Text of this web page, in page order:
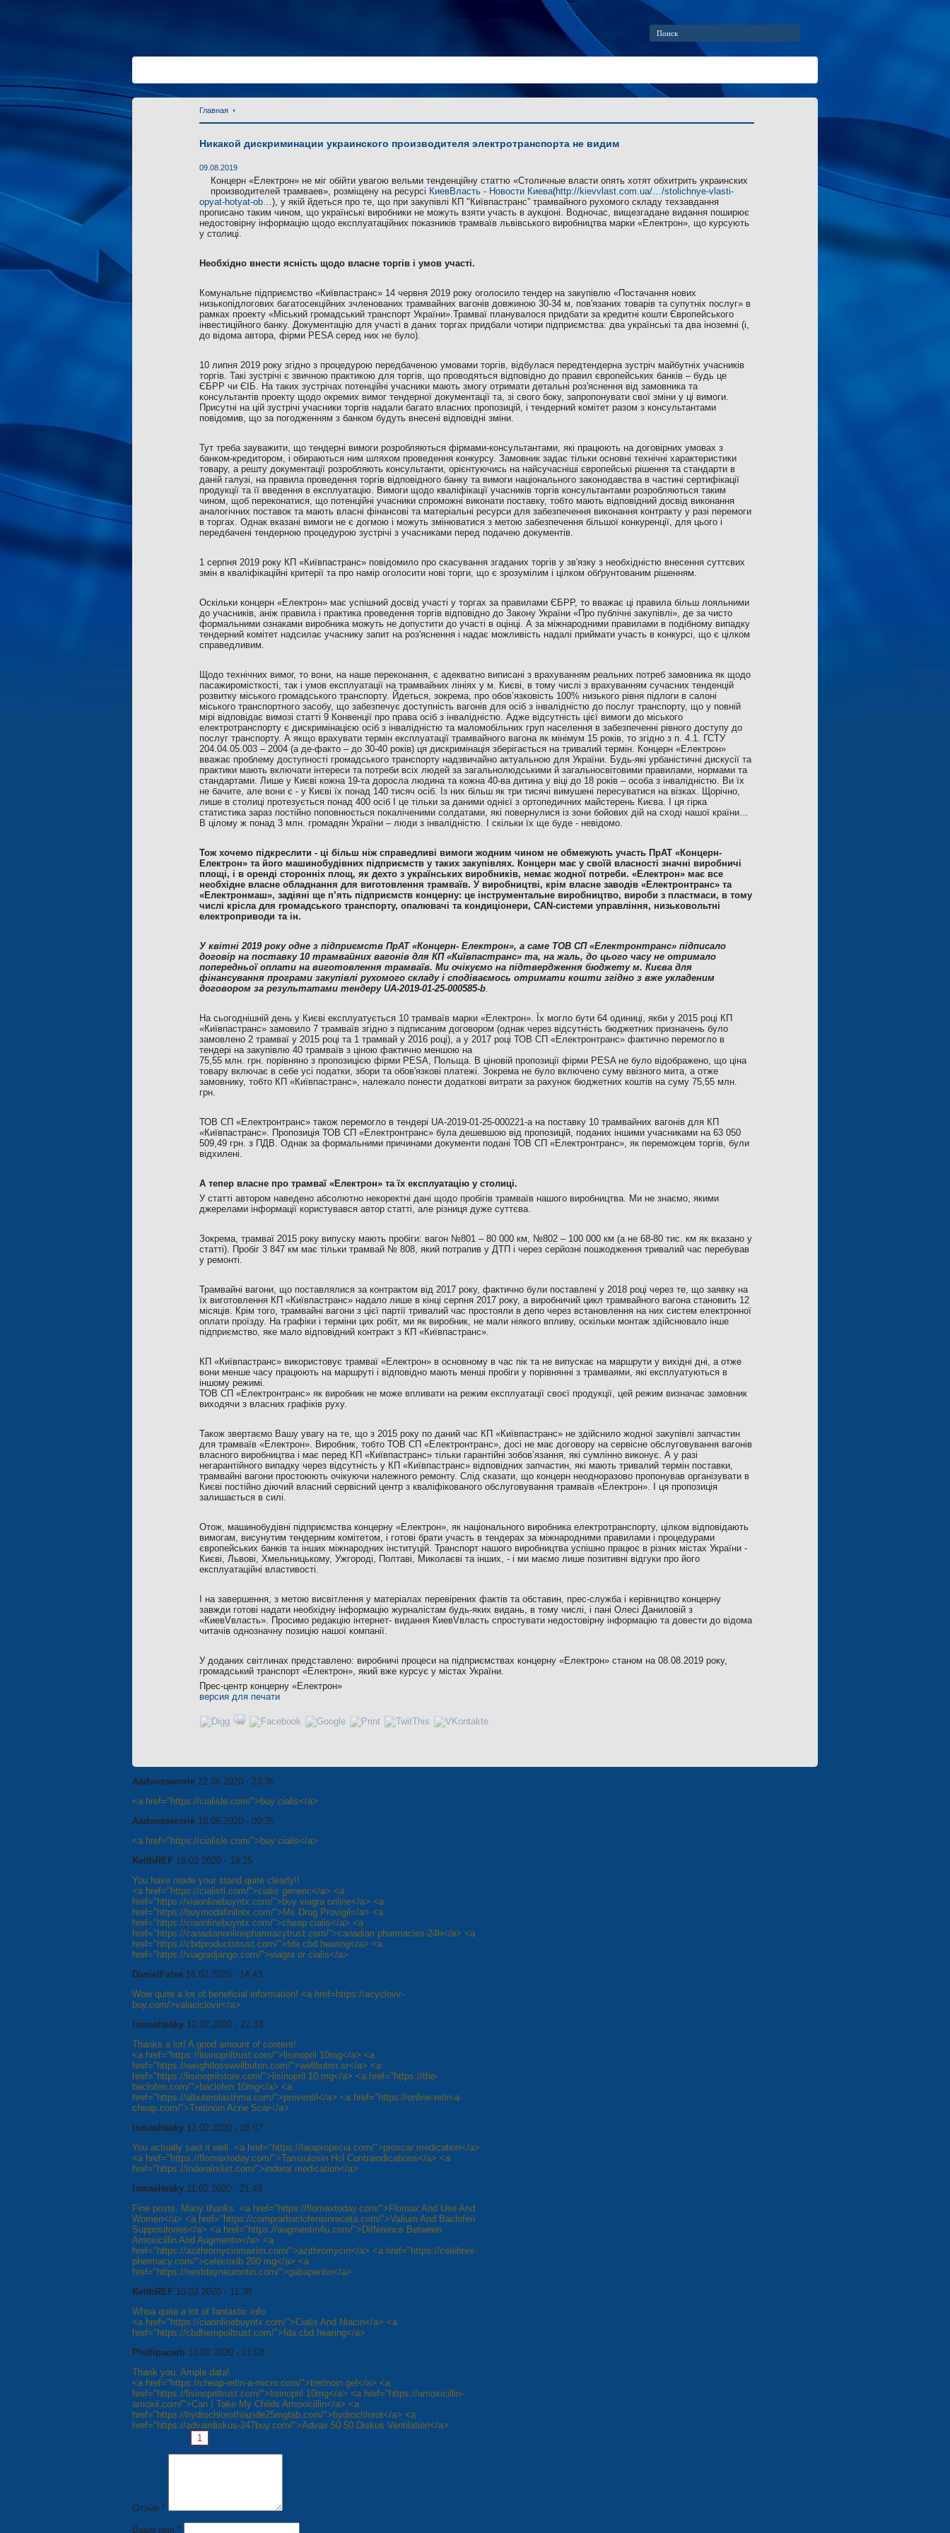
Главная
Никакой дискриминации украинского производителя электротранспорта не видим
09.08.2019
Концерн «Електрон» не міг обійти увагою вельми тенденційну статтю «Столичные власти опять хотят обхитрить украинских
производителей трамваев», розміщену на ресурсі КиевВласть - Новости Киева(http://kievvlast.com.ua/…/stolichnye-vlasti-
opyat-hotyat-ob…), у якій йдеться про те, що при закупівлі КП "Київпастранс” трамвайного рухомого складу техзавдання
прописано таким чином, що українські виробники не можуть взяти участь в аукціоні. Водночас, вищезгадане видання поширює
недостовірну інформацію щодо експлуатаційних показників трамваїв львівського виробництва марки «Електрон», що курсують
у столиці.
Необхідно внести ясність щодо власне торгів і умов участі.
Комунальне підприємство «Київпастранс» 14 червня 2019 року оголосило тендер на закупівлю «Постачання нових
низькопідлогових багатосекційних зчленованих трамвайних вагонів довжиною 30-34 м, пов'язаних товарів та супутніх послуг» в
рамках проекту «Міський громадський транспорт України».Трамваї планувалося придбати за кредитні кошти Європейського
інвестиційного банку. Документацію для участі в даних торгах придбали чотири підприємства: два українські та два іноземні (і,
до відома автора, фірми PESA серед них не було).
10 липня 2019 року згідно з процедурою передбаченою умовами торгів, відбулася передтендерна зустріч майбутніх учасників
торгів. Такі зустрічі є звичною практикою для торгів, що проводяться відповідно до правил європейських банків – будь це
ЄБРР чи ЄІБ. На таких зустрічах потенційні учасники мають змогу отримати детальні роз'яснення від замовника та
консультантів проекту щодо окремих вимог тендерної документації та, зі свого боку, запропонувати свої зміни у ці вимоги.
Присутні на цій зустрічі учасники торгів надали багато власних пропозицій, і тендерний комітет разом з консультантами
повідомив, що за погодженням з банком будуть внесені відповідні зміни.
Тут треба зауважити, що тендерні вимоги розробляються фірмами-консультантами, які працюють на договірних умовах з
банком-кредитором, і обираються ним шляхом проведення конкурсу. Замовник задає тільки основні технічні характеристики
товару, а решту документації розробляють консультанти, орієнтуючись на найсучасніші європейські рішення та стандарти в
даній галузі, на правила проведення торгів відповідного банку та вимоги національного законодавства в частині сертифікації
продукції та її введення в експлуатацію. Вимоги щодо кваліфікації учасників торгів консультантами розробляються таким
чином, щоб переконатися, що потенційні учасники спроможні виконати поставку, тобто мають відповідний досвід виконання
аналогічних поставок та мають власні фінансові та матеріальні ресурси для забезпечення виконання контракту у разі перемоги
в торгах. Однак вказані вимоги не є догмою і можуть змінюватися з метою забезпечення більшої конкуренції, для цього і
передбачені тендерною процедурою зустрічі з учасниками перед подачею документів.
1 серпня 2019 року КП «Київпастранс» повідомило про скасування згаданих торгів у зв'язку з необхідністю внесення суттєвих
змін в кваліфікаційні критерії та про намір оголосити нові торги, що є зрозумілим і цілком обґрунтованим рішенням.
Оскільки концерн «Електрон» має успішний досвід участі у торгах за правилами ЄБРР, то вважає ці правила більш лояльними
до учасників, аніж правила і практика проведення торгів відповідно до Закону України «Про публічні закупівлі», де за чисто
формальними ознаками виробника можуть не допустити до участі в оцінці. А за міжнародними правилами в подібному випадку
тендерний комітет надсилає учаснику запит на роз'яснення і надає можливість надалі приймати участь в конкурсі, що є цілком
справедливим.
Щодо технічних вимог, то вони, на наше переконання, є адекватно виписані з врахуванням реальних потреб замовника як щодо
пасажиромісткості, так і умов експлуатації на трамвайних лініях у м. Києві, в тому числі з врахуванням сучасних тенденцій
розвитку міського громадського транспорту. Йдеться, зокрема, про обов’язковість 100% низького рівня підлоги в салоні
міського транспортного засобу, що забезпечує доступність вагонів для осіб з інвалідністю до послуг транспорту, що у повній
мірі відповідає вимозі статті 9 Конвенції про права осіб з інвалідністю. Адже відсутність цієї вимоги до міського
електротранспорту є дискримінацією осіб з інвалідністю та маломобільних груп населення в забезпеченні рівного доступу до
послуг транспорту. А якщо врахувати термін експлуатації трамвайного вагона як мінімум 15 років, то згідно з п. 4.1. ГСТУ
204.04.05.003 – 2004 (а де-факто – до 30-40 років) ця дискримінація зберігається на тривалий термін. Концерн «Електрон»
вважає проблему доступності громадського транспорту надзвичайно актуальною для України. Будь-які урбаністичні дискусії та
практики мають включати інтереси та потреби всіх людей за загальнолюдськими й загальносвітовими правилами, нормами та
стандартами. Лише у Києві кожна 19-та доросла людина та кожна 40-ва дитина у віці до 18 років – особа з інвалідністю. Ви їх
не бачите, але вони є - у Києві їх понад 140 тисяч осіб. Із них більш як три тисячі вимушені пересуватися на візках. Щорічно,
лише в столиці протезується понад 400 осіб І це тільки за даними однієї з ортопедичних майстерень Києва. І ця гірка
статистика зараз постійно поповнюється покаліченими солдатами, які повернулися із зони бойових дій на сході нашої країни…
В цілому ж понад 3 млн. громадян України – люди з інвалідністю. І скільки їх ще буде - невідомо.
Тож хочемо підкреслити - ці більш ніж справедливі вимоги жодним чином не обмежують участь ПрАТ «Концерн-
Електрон» та його машинобудівних підприємств у таких закупівлях. Концерн має у своїй власності значні виробничі
площі, і в оренді сторонніх площ, як дехто з українських виробників, немає жодної потреби. «Електрон» має все
необхідне власне обладнання для виготовлення трамваїв. У виробництві, крім власне заводів «Електронтранс» та
«Електронмаш», задіяні ще п’ять підприємств концерну: це інструментальне виробництво, вироби з пластмаси, в тому
числі крісла для громадського транспорту, опалювачі та кондиціонери, CAN-системи управління, низьковольтні
електроприводи та ін.
У квітні 2019 року одне з підприємств ПрАТ «Концерн- Електрон», а саме ТОВ СП «Електронтранс» підписало
договір на поставку 10 трамвайних вагонів для КП «Київпастранс» та, на жаль, до цього часу не отримало
попередньої оплати на виготовлення трамваїв. Ми очікуємо на підтвердження бюджету м. Києва для
фінансування програми закупівлі рухомого складу і сподіваємось отримати кошти згідно з вже укладеним
договором за результатами тендеру UA-2019-01-25-000585-b.
На сьогоднішній день у Києві експлуатується 10 трамваїв марки «Електрон». Їх могло бути 64 одиниці, якби у 2015 році КП
«Київпастранс» замовило 7 трамваїв згідно з підписаним договором (однак через відсутність бюджетних призначень було
замовлено 2 трамваї у 2015 році та 1 трамвай у 2016 році), а у 2017 році ТОВ СП «Електронтранс» фактично перемогло в
тендері на закупівлю 40 трамваїв з ціною фактично меншою на
75,55 млн. грн. порівняно з пропозицією фірми PESA, Польща. В ціновій пропозиції фірми PESA не було відображено, що ціна
товару включає в себе усі податки, збори та обов'язкові платежі. Зокрема не було включено суму ввізного мита, а отже
замовнику, тобто КП «Київпастранс», належало понести додаткові витрати за рахунок бюджетних коштів на суму 75,55 млн.
грн.
ТОВ СП «Електронтранс» також перемогло в тендері UA-2019-01-25-000221-a на поставку 10 трамвайних вагонів для КП
«Київпастранс». Пропозиція ТОВ СП «Електронтранс» була дешевшою від пропозицій, поданих іншими учасниками на 63 050
509,49 грн. з ПДВ. Однак за формальними причинами документи подані ТОВ СП «Електронтранс», як переможцем торгів, були
відхилені.
А тепер власне про трамваї «Електрон» та їх експлуатацію у столиці.
У статті автором наведено абсолютно некоректні дані щодо пробігів трамваїв нашого виробництва. Ми не знаємо, якими
джерелами інформації користувався автор статті, але різниця дуже суттєва.
Зокрема, трамваї 2015 року випуску мають пробіги: вагон №801 – 80 000 км, №802 – 100 000 км (а не 68-80 тис. км як вказано у
статті). Пробіг 3 847 км має тільки трамвай № 808, який потрапив у ДТП і через серйозні пошкодження тривалий час перебував
у ремонті.
Трамвайні вагони, що поставлялися за контрактом від 2017 року, фактично були поставлені у 2018 році через те, що заявку на
їх виготовлення КП «Київпастранс» надало лише в кінці серпня 2017 року, а виробничий цикл трамвайного вагона становить 12
місяців. Крім того, трамвайні вагони з цієї партії тривалий час простояли в депо через встановлення на них систем електронної
оплати проїзду. На графіки і терміни цих робіт, ми як виробник, не мали ніякого впливу, оскільки монтаж здійснювало інше
підприємство, яке мало відповідний контракт з КП «Київпастранс».
КП «Київпастранс» використовує трамваї «Електрон» в основному в час пік та не випускає на маршрути у вихідні дні, а отже
вони менше часу працюють на маршруті і відповідно мають менші пробіги у порівнянні з трамваями, які експлуатуються в
іншому режимі.
ТОВ СП «Електронтранс» як виробник не може впливати на режим експлуатації своєї продукції, цей режим визначає замовник
виходячи з власних графіків руху.
Також звертаємо Вашу увагу на те, що з 2015 року по даний час КП «Київпастранс» не здійснило жодної закупівлі запчастин
для трамваїв «Електрон». Виробник, тобто ТОВ СП «Електронтранс», досі не має договору на сервісне обслуговування вагонів
власного виробництва і має перед КП «Київпастранс» тільки гарантійні зобов’язання, які сумлінно виконує. А у разі
негарантійного випадку через відсутність у КП «Київпастранс» відповідних запчастин, які мають тривалий термін поставки,
трамвайні вагони простоюють очікуючи належного ремонту. Слід сказати, що концерн неодноразово пропонував організувати в
Києві постійно діючий власний сервісний центр з кваліфікованого обслуговування трамваїв «Електрон». І ця пропозиція
залишається в силі.
Отож, машинобудівні підприємства концерну «Електрон», як національного виробника електротранспорту, цілком відповідають
вимогам, висунутим тендерним комітетом, і готові брати участь в тендерах за міжнародними правилами і процедурами
європейських банків та інших міжнародних інституцій. Транспорт нашого виробництва успішно працює в різних містах України -
Києві, Львові, Хмельницькому, Ужгороді, Полтаві, Миколаєві та інших, - і ми маємо лише позитивні відгуки про його
експлуатаційні властивості.
І на завершення, з метою висвітлення у матеріалах перевірених фактів та обставин, прес-служба і керівництво концерну
завжди готові надати необхідну інформацію журналістам будь-яких видань, в тому числі, і пані Олесі Даниловій з
«КиевVвласть». Просимо редакцію інтернет- видання КиевVвласть спростувати недостовірну інформацію та довести до відома
читачів однозначну позицію нашої компанії.
У доданих світлинах представлено: виробничі процеси на підприємствах концерну «Електрон» станом на 08.08.2019 року,
громадський транспорт «Електрон», який вже курсує у містах України.
Прес-центр концерну «Електрон»
версия для печати
Aadvosserorie 22.06.2020 - 23:36
<a href="https://cialisle.com/">buy cialis</a>
Aadvosserorie 18.06.2020 - 00:35
<a href="https://cialisle.com/">buy cialis</a>
KeithREF 16.02.2020 - 19:25
You have made your stand quite clearly!!
<a href="https://cialistl.com/">cialis generic</a> <a
href="https://viaonlinebuyntx.com/">buy viagra online</a> <a
href="https://buymodafinilntx.com/">Ms Drug Provigil</a> <a
href="https://ciaonlinebuyntx.com/">cheap cialis</a> <a
href="https://canadianonlinepharmacytrust.com/">canadian pharmacies-24h</a> <a
href="https://cbdproductstrust.com/">fda cbd hearing</a> <a
href="https://viagradjango.com/">viagra or cialis</a>
DanielFalse 16.02.2020 - 14:43
Wow quite a lot of beneficial information! <a href=https://acyclovir-
buy.com/>valaciclovir</a>
Ismaelteaky 12.02.2020 - 22:33
Thanks a lot! A good amount of content!
<a href="https://lisinopriltrust.com/">lisinopril 10mg</a> <a
href="https://weightlosswellbutrin.com/">wellbutrin sr</a> <a
href="https://lisinoprilstore.com/">lisinopril 10 mg</a> <a href="https://the-
baclofen.com/">baclofen 10mg</a> <a
href="https://albuterolasthma.com/">proventil</a> <a href="https://online-retin-a-
cheap.com/">Tretinoin Acne Scar</a>
Ismaelteaky 12.02.2020 - 05:07
You actually said it well. <a href="https://larapropecia.com/">proscar medication</a>
<a href="https://flomaxtoday.com/">Tamsulosin Hcl Contraindications</a> <a
href="https://inderalrxlist.com/">inderal medication</a>
Ismaelteaky 11.02.2020 - 21:48
Fine posts. Many thanks. <a href="https://flomaxtoday.com/">Flomax And Use And
Women</a> <a href="https://comprarbaclofensinreceta.com/">Valium And Baclofen
Suppositories</a> <a href="https://augmentin4u.com/">Difference Between
Amoxicillin And Augmentin</a> <a
href="https://azithromycinmaxim.com/">azithromycin</a> <a href="https://celebrex-
phermacy.com/">celecoxib 200 mg</a> <a
href="https://nextdayneurontin.com/">gabapentin</a>
KeithREF 10.02.2020 - 11:38
Whoa quite a lot of fantastic info.
<a href="https://ciaonlinebuyntx.com/">Cialis And Niacin</a> <a
href="https://cbdhempoiltrust.com/">fda cbd hearing</a>
Phillipacerb 10.02.2020 - 01:08
Thank you. Ample data!
<a href="https://cheap-retin-a-micro.com/">tretinoin gel</a> <a
href="https://lisinopriltrust.com/">lisinopril 10mg</a> <a href="https://amoxicillin-
amoxil.com/">Can I Take My Childs Amoxicillin</a> <a
href="https://hydrochlorothiazide25mgtab.com/">hydrochlorot</a> <a
href="https://advairdiskus-247buy.com/">Advair 50 50 Diskus Ventilation</a>
1
Отзыв *
Ваше имя *